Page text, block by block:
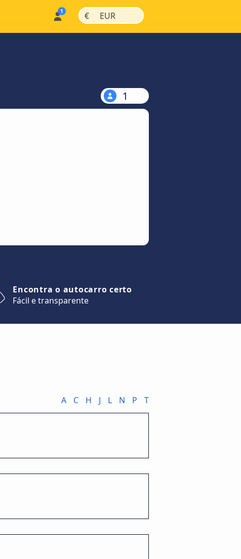
€ | EUR |
1
Encontra o autocarro certo
Fácil e transparente
A C H J L N P T